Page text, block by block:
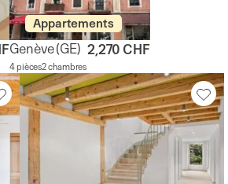
Appartements
Genève(GE)
4 pièces2 chambres
2,270 CHF